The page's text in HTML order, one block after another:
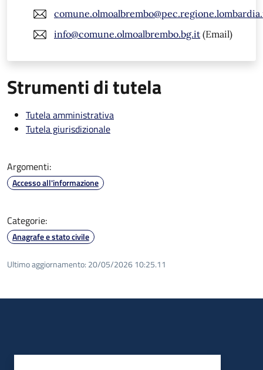
info@comune.olmoalbrembo.bg.it (Email)
Strumenti di tutela
Tutela amministrativa
Tutela giurisdizionale
Argomenti:
Accesso all'informazione
Categorie:
Anagrafe e stato civile
Ultimo aggiornamento: 20/05/2026 10:25.11